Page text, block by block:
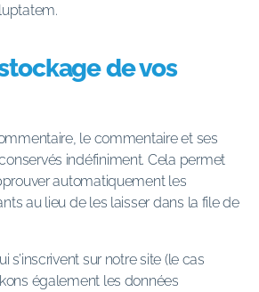
de vos
le commentaire et ses
indéfiniment. Cela permet
automatiquement les
au lieu de les laisser dans la file de
s’inscrivent sur notre site (le cas
également les données